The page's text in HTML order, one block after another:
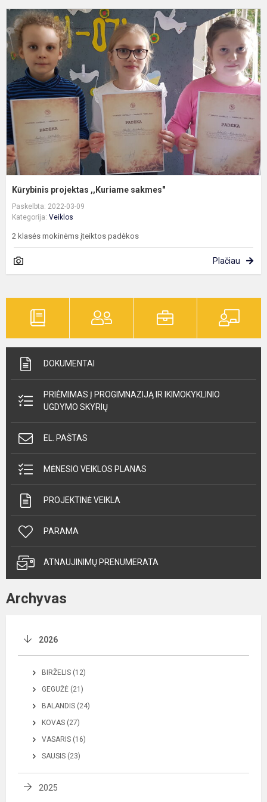
Kūrybinis projektas ,,Kuriame sakmes"
Paskelbta: 2022-03-09
Kategorija: Veiklos
2 klasės mokinėms įteiktos padėkos
Plačiau
DOKUMENTAI
PRIĖMIMAS Į PROGIMNAZIJĄ IR IKIMOKYKLINIO
UGDYMO SKYRIŲ
EL. PAŠTAS
MĖNESIO VEIKLOS PLANAS
PROJEKTINĖ VEIKLA
PARAMA
ATNAUJINIMŲ PRENUMERATA
Archyvas
2026
BIRŽELIS (12)
GEGUŽĖ (21)
BALANDIS (24)
KOVAS (27)
VASARIS (16)
SAUSIS (23)
2025